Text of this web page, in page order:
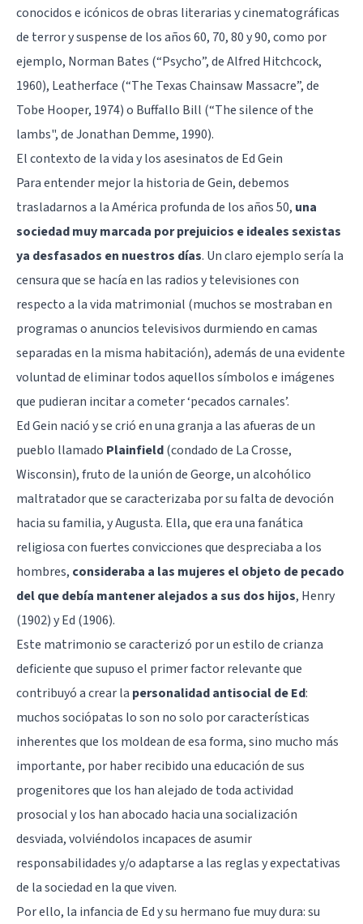
conocidos e icónicos de obras literarias y cinematográficas
de terror y suspense de los años 60, 70, 80 y 90, como por
ejemplo, Norman Bates (“Psycho”, de Alfred Hitchcock,
1960), Leatherface (“The Texas Chainsaw Massacre”, de
Tobe Hooper, 1974) o Buffallo Bill (“The silence of the
lambs", de Jonathan Demme, 1990).
El contexto de la vida y los asesinatos de Ed Gein
Para entender mejor la historia de Gein, debemos
trasladarnos a la América profunda de los años 50, una
sociedad muy marcada por prejuicios e ideales sexistas
ya desfasados en nuestros días. Un claro ejemplo sería la
censura que se hacía en las radios y televisiones con
respecto a la vida matrimonial (muchos se mostraban en
programas o anuncios televisivos durmiendo en camas
separadas en la misma habitación), además de una evidente
voluntad de eliminar todos aquellos símbolos e imágenes
que pudieran incitar a cometer ‘pecados carnales’.
Ed Gein nació y se crió en una granja a las afueras de un
pueblo llamado Plainfield(condado de La Crosse,
Wisconsin), fruto de la unión de George, un alcohólico
maltratador que se caracterizaba por su falta de devoción
hacia su familia, y Augusta. Ella, que era una fanática
religiosa con fuertes convicciones que despreciaba a los
hombres, consideraba a las mujeres el objeto de pecado
del que debía mantener alejados a sus dos hijos, Henry
(1902) y Ed (1906).
Este matrimonio se caracterizó por un estilo de crianza
deficiente que supuso el primer factor relevante que
contribuyó a crear la personalidad antisocial de Ed:
muchossociópatas lo son no solo por características
inherentes que los moldean de esa forma, sino mucho más
importante, por haber recibido una educación de sus
progenitores que los han alejado de toda actividad
prosocial y los han abocado hacia una socialización
desviada, volviéndolos incapaces de asumir
responsabilidades y/o adaptarse a las reglas y expectativas
de la sociedad en la que viven.
Por ello, la infancia de Ed y su hermano fue muy dura: su